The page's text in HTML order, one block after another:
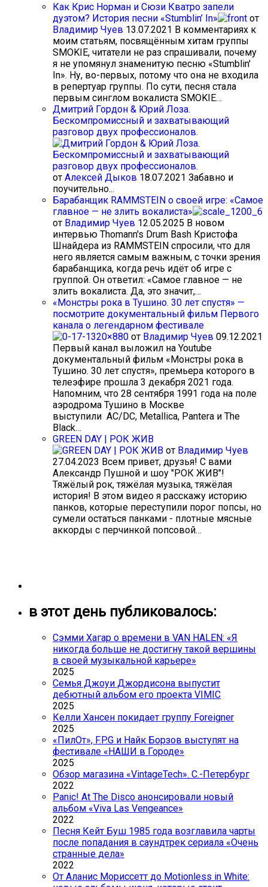
Как Крис Норман и Сюзи Кватро запели
дуэтом? История песни «Stumblin’ In»
от
Владимир Чуев 13.07.2021 В комментариях к
моим статьям, посвящённым хитам группы
SMOKIE, читатели не раз спрашивали, почему
я не упомянул знаменитую песню «Stumblin'
In». Ну, во-первых, потому что она не входила
в репертуар группы. По сути, песня стала
первым синглом вокалиста SMOKIE…
Дмитрий Гордон & Юрий Лоза.
Бескомпромиссный и захватывающий
разговор двух профессионалов.
от Алексей Дыков 18.07.2021 Забавно и
поучительно...
Барабанщик RAMMSTEIN о своей игре: «Самое
главное — не злить вокалиста»
от Владимир Чуев 12.05.2025 В новом
интервью Thomann's Drum Bash Кристофа
Шнайдера из RAMMSTEIN спросили, что для
него является самым важным, с точки зрения
барабанщика, когда речь идёт об игре с
группой. Он ответил: «Самое главное — не
злить вокалиста. Да, это значит,…
«Монстры рока в Тушино. 30 лет спустя» —
посмотрите документальный фильм Первого
канала о легендарном фестивале
от Владимир Чуев 09.12.2021
Первый канал выложил на Youtube
документальный фильм «Монстры рока в
Тушино. 30 лет спустя», премьера которого в
телеэфире прошла 3 декабря 2021 года.
Напомним, что 28 сентября 1991 года на поле
аэродрома Тушино в Москве
выступили AC/DC, Metallica, Pantera и The
Black…
GREEN DAY | РОК ЖИВ
от Владимир Чуев
27.04.2023 Всем привет, друзья! С вами
Александр Пушной и шоу "РОК ЖИВ"!
Тяжёлый рок, тяжёлая музыка, тяжёлая
история! В этом видео я расскажу историю
панков, которые переступили порог попсы, но
сумели остаться панками - плотные мясные
аккорды с перчинкой попсовой…
в этот день публиковалось:
Сэмми Хагар о времени в VAN HALEN: «Я
никогда больше не достигну такой вершины
в своей музыкальной карьере»
2025
Семья Джоуи Джордисона выпустит
дебютный альбом его проекта VIMIC
2025
Келли Хансен покидает группу Foreigner
2025
«ПилОт», F.P.G и Найк Борзов выступят на
фестивале «НАШИ в Городе»
2025
Обзор магазина «VintageTech». С.-Петербург
2022
Panic! At The Disco анонсировали новый
альбом «Viva Las Vengeance»
2022
Песня Кейт Буш 1985 года возглавила чарты
после попадания в саундтрек сериала «Очень
странные дела»
2022
От Аланис Мориссетт до Motionless in White: